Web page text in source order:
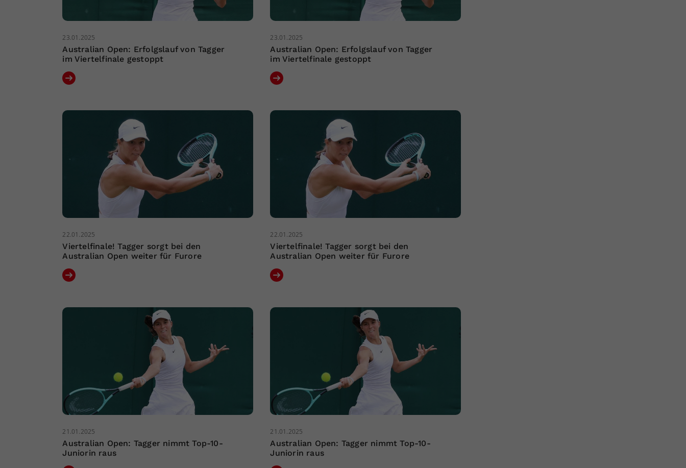
23.01.2025
Australian Open: Erfolgslauf von Tagger
im Viertelfinale gestoppt
23.01.2025
Australian Open: Erfolgslauf von Tagger
im Viertelfinale gestoppt
22.01.2025
Viertelfinale! Tagger sorgt bei den
Australian Open weiter für Furore
22.01.2025
Viertelfinale! Tagger sorgt bei den
Australian Open weiter für Furore
21.01.2025
Australian Open: Tagger nimmt Top-10-
Juniorin raus
21.01.2025
Australian Open: Tagger nimmt Top-10-
Juniorin raus